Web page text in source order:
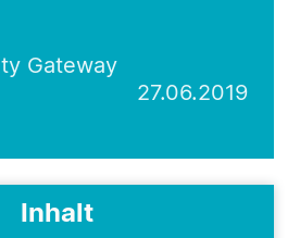
Gateway
27.06.2019
Inhalt